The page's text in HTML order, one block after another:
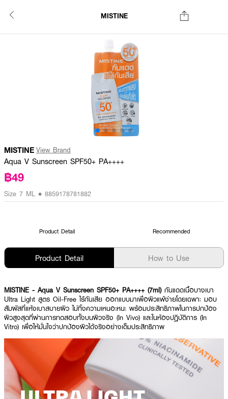
MISTINE
MISTINE View Brand
Aqua V Sunscreen SPF50+ PA++++
฿49
Size 7 ML • 8859178781882
Product Detail Recommended
Product Detail How to Use
MISTINE - Aqua V Sunscreen SPF50+ PA++++ (7ml) กันแดดเนื้อบางเบา
Ultra Light สูตร Oil-Free ไร้กันเสีย ออกแบบมาเพื่อผิวแพ้ง่ายโดยเฉพาะ มอบ
สัมผัสที่แห้งเบาสบายผิว ไม่ทิ้งความเหนอะหนะ พร้อมประสิทธิภาพในการปกป้อง
ผิวสูงสุดที่ผ่านการทดสอบทั้งบนผิวจริง (In Vivo) และในห้องปฏิบัติการ (In
Vitro) เพื่อให้มั่นใจว่าปกป้องผิวได้จริงอย่างเต็มประสิทธิภาพ